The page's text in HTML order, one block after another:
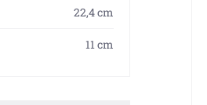
22,4 cm
11 cm